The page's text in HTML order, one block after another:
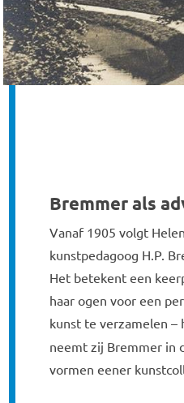
Bremmer als
Vanaf 1905 volgt
kunstpedagoog H.P.
Het betekent een
haar ogen voor een
kunst te verzamelen –
neemt zij Bremmer in
vormen eener